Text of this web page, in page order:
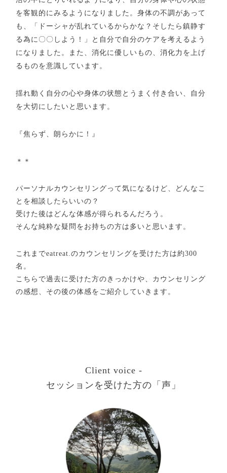
を客観的にみるようになりました。身体の不調があって
も、「ドーシャが乱れているからかな？そしたら鎮静す
る為に〇〇しよう！」と自分で自分のケアを考えるよう
になりました。また、消化に優しいもの、消化力を上げ
るものを意識しています。
揺れ動く自分の心や身体の状態とうまく付き合い、自分
を大切にしたいと思います。
『焦らず、朗らかに！』
＊＊
パーソナルカウンセリングって気になるけど、どんなこ
とを相談したらいいの？
受けた後はどんな体感が得られるんだろう。
そんな純粋な疑問をお持ちの方は多いと思います。
これまでeatreat.のカウンセリングを受けた方は約300
名。
こちらで過去に受けた方のきっかけや、カウンセリング
の感想、その後の体感をご紹介していきます。
Client voice -
セッションを受けた方の「声」